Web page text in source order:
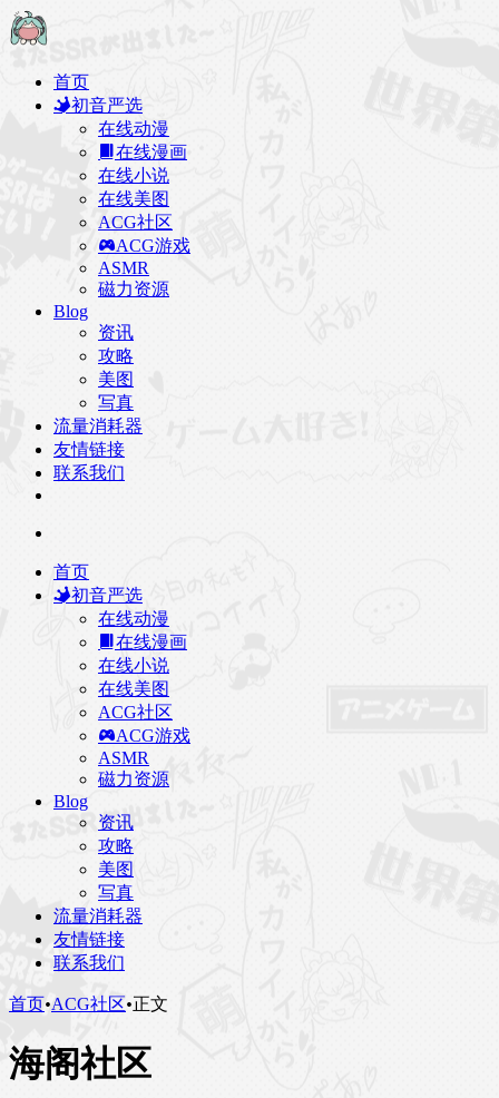
首页
初音严选
在线动漫
在线漫画
在线小说
在线美图
ACG社区
ACG游戏
ASMR
磁力资源
Blog
资讯
攻略
美图
写真
流量消耗器
友情链接
联系我们
首页
初音严选
在线动漫
在线漫画
在线小说
在线美图
ACG社区
ACG游戏
ASMR
磁力资源
Blog
资讯
攻略
美图
写真
流量消耗器
友情链接
联系我们
首页•ACG社区•正文
海阁社区